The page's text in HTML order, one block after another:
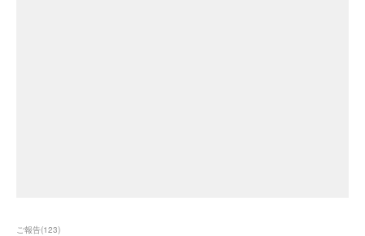
ご報告(123)